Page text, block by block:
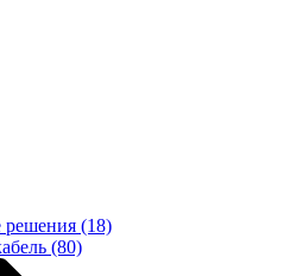
решения (18)
(80)